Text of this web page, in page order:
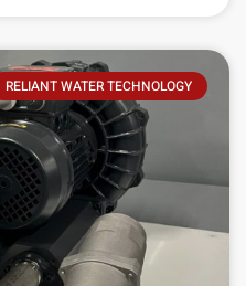
RELIANT WATER TECHNOLOGY